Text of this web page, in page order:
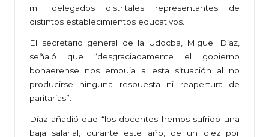
mil delegados distritales representantes de
distintos establecimientos educativos.
El secretario general de la Udocba, Miguel Díaz,
señaló que “desgraciadamente el gobierno
bonaerense nos empuja a esta situación al no
producirse ninguna respuesta ni reapertura de
paritarias”.
Díaz añadió que “los docentes hemos sufrido una
baja salarial, durante este año, de un diez por